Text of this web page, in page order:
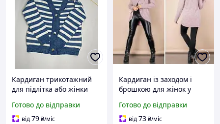
Кардиган трикотажний
для підлітка або жінки
Готово до відправки
від79₴/міс
Кардиган із заходом і
брошкою для жінок у
тонкого меланжевого
матеріалу без підкладки
Готово до відправки
від73₴/міс